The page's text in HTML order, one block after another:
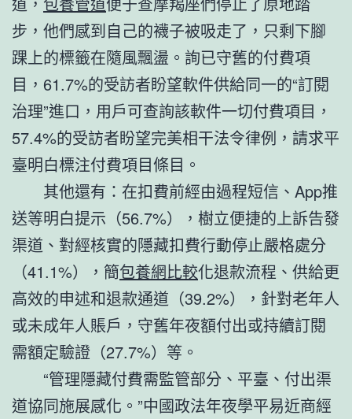
步，他們感到自己的襪子被吸走了，只剩下腳
踝上的標籤在隨風飄盪。詢已守舊的付費項
目，61.7%的受訪者盼望軟件供給同一的“訂閱
治理”進口，用戶可查詢該軟件一切付費項目，
57.4%的受訪者盼望完美相干法令律例，請求平
臺明白標注付費項目條目。
其他還有：在扣費前經由過程短信、App推
送等明白提示（56.7%），樹立便捷的上訴告發
渠道、對經核實的隱藏扣費行動停止嚴格處分
（41.1%），簡包養網比較化退款流程、供給更
高效的申述和退款通道（39.2%），針對老年人
或未成年人賬戶，守舊年夜額付出或持續訂閱
需額定驗證（27.7%）等。
“管理隱藏付費需監管部分、平臺、付出渠
道協同施展感化。”中國政法年夜學平易近商經